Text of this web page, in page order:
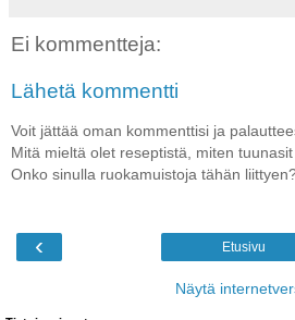
Ei kommentteja:
Lähetä kommentti
Voit jättää oman kommenttisi ja
Mitä mieltä olet reseptistä, miten
Onko sinulla ruokamuistoja tähän
‹ Etusivu
Näytä